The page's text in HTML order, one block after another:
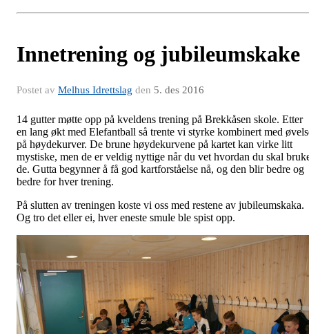
Innetrening og jubileumskake
Postet av Melhus Idrettslag den 5. des 2016
14 gutter møtte opp på kveldens trening på Brekkåsen skole. Etter
en lang økt med Elefantball så trente vi styrke kombinert med
på høydekurver. De brune høydekurvene på kartet kan virke litt
mystiske, men de er veldig nyttige når du vet hvordan du skal
de. Gutta begynner å få god kartforståelse nå, og den blir bedre og
bedre for hver trening.
På slutten av treningen koste vi oss med restene av jubileumskaka.
Og tro det eller ei, hver eneste smule ble spist opp.